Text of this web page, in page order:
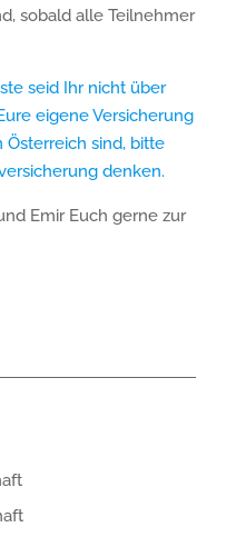
sobald alle Teilnehmer
seid Ihr nicht über
eigene Versicherung
Österreich sind, bitte
denken.
Emir Euch gerne zur